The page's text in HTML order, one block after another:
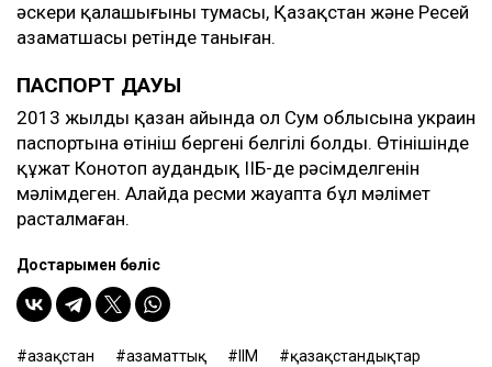
әскери қалашығының тумасы, Қазақстан және Ресей
азаматшасы ретінде таныған.
ПАСПОРТ ДАУЫ
2013 жылдың қазан айында ол Сум облысына украин
паспортына өтініш бергені белгілі болды. Өтінішінде
құжат Конотоп аудандық ІІБ-де рәсімделгенін
мәлімдеген. Алайда ресми жауапта бұл мәлімет
расталмаған.
Достарыңмен бөліс
Қазақстан азаматтық ІІМ
қазақстандықтар